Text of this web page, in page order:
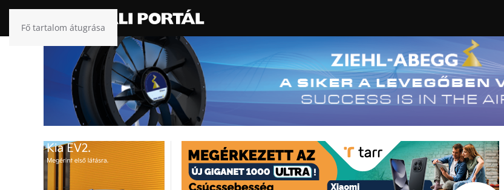
Fő tartalom átugrása